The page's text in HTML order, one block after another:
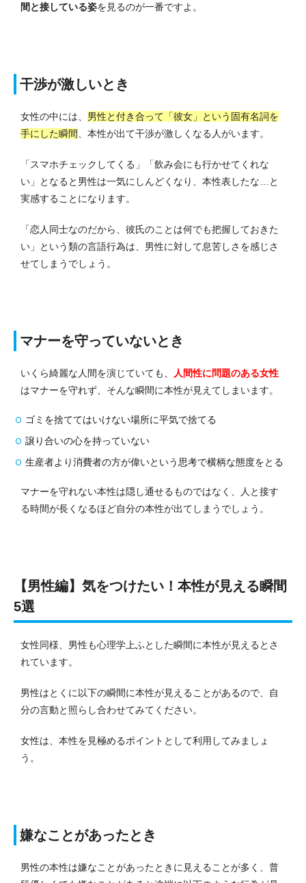
間と接している姿を見るのが一番ですよ。
干渉が激しいとき
女性の中には、 男性と付き合って「彼女」という固有名詞を
手にした瞬間 、本性が出て干渉が激しくなる人がいます。
「スマホチェックしてくる」「飲み会にも行かせてくれな
い」となると男性は一気にしんどくなり、本性表したな…と
実感することになります。
「恋人同士なのだから、彼氏のことは何でも把握しておきた
い」という類の言語行為は、男性に対して息苦しさを感じさ
せてしまうでしょう。
マナーを守っていないとき
いくら綺麗な人間を演じていても、
人間性に問題のある女性
はマナーを守れず、そんな瞬間に本性が見えてしまいます。
ゴミを捨ててはいけない場所に平気で捨てる
譲り合いの心を持っていない
生産者より消費者の方が偉いという思考で横柄な態度をとる
マナーを守れない本性は隠し通せるものではなく、人と接す
る時間が長くなるほど自分の本性が出てしまうでしょう。
【男性編】気をつけたい！本性が見える瞬間
5選
女性同様、男性も心理学上ふとした瞬間に本性が見えるとさ
れています。
男性はとくに以下の瞬間に本性が見えることがあるので、自
分の言動と照らし合わせてみてください。
女性は、本性を見極めるポイントとして利用してみましょ
う。
嫌なことがあったとき
男性の本性は嫌なことがあったときに見えることが多く、普